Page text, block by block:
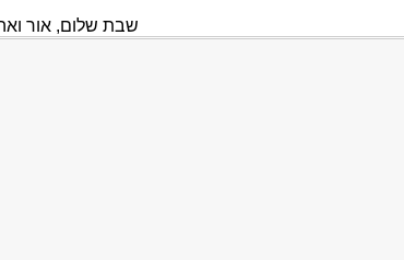
שבת שלום, אור